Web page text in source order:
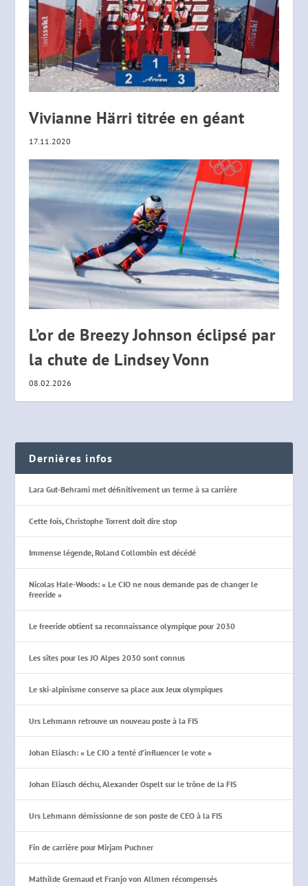
Vivianne Härri titrée en géant
17.11.2020
L’or de Breezy Johnson éclipsé par
la chute de Lindsey Vonn
08.02.2026
Dernières infos
Lara Gut-Behrami met définitivement un terme à sa carrière
Cette fois, Christophe Torrent doit dire stop
Immense légende, Roland Collombin est décédé
Nicolas Hale-Woods: « Le CIO ne nous demande pas de changer le
freeride »
Le freeride obtient sa reconnaissance olympique pour 2030
Les sites pour les JO Alpes 2030 sont connus
Le ski-alpinisme conserve sa place aux Jeux olympiques
Urs Lehmann retrouve un nouveau poste à la FIS
Johan Eliasch: « Le CIO a tenté d’influencer le vote »
Johan Eliasch déchu, Alexander Ospelt sur le trône de la FIS
Urs Lehmann démissionne de son poste de CEO à la FIS
Fin de carrière pour Mirjam Puchner
Mathilde Gremaud et Franjo von Allmen récompensés